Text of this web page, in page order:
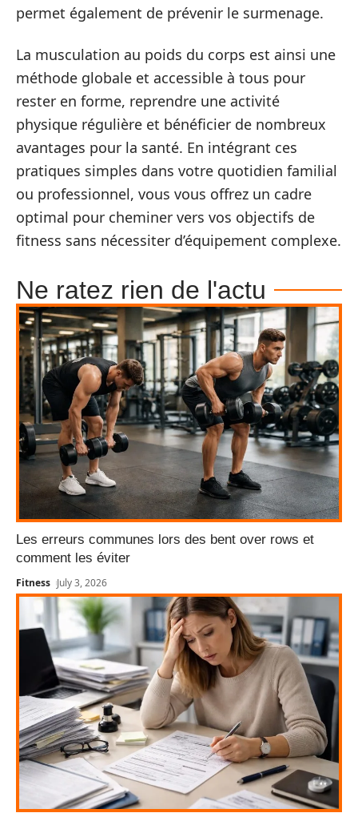
permet également de prévenir le surmenage.
La musculation au poids du corps est ainsi une
méthode globale et accessible à tous pour
rester en forme, reprendre une activité
physique régulière et bénéficier de nombreux
avantages pour la santé. En intégrant ces
pratiques simples dans votre quotidien familial
ou professionnel, vous vous offrez un cadre
optimal pour cheminer vers vos objectifs de
fitness sans nécessiter d’équipement complexe.
Ne ratez rien de l'actu
Les erreurs communes lors des bent over rows et
comment les éviter
Fitness July 3, 2026